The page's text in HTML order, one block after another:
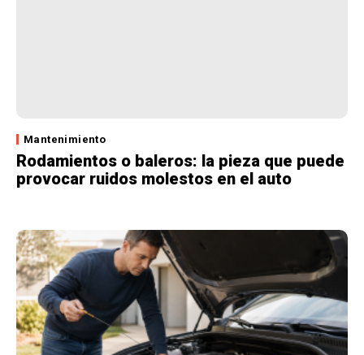
Mantenimiento
Rodamientos o baleros: la pieza que puede
provocar ruidos molestos en el auto